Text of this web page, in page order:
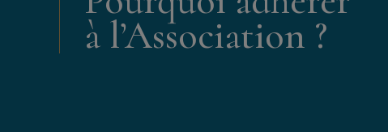
à l’Association ?